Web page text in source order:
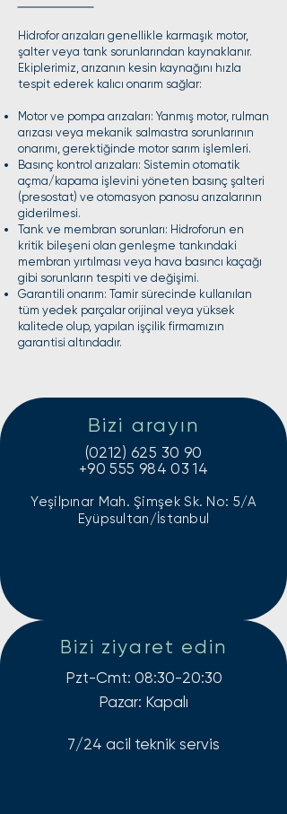
Hidrofor arızaları genellikle karmaşık motor,
şalter veya tank sorunlarından kaynaklanır.
Ekiplerimiz, arızanın kesin kaynağını hızla
tespit ederek kalıcı onarım sağlar:
Motor ve pompa arızaları: Yanmış motor, rulman
arızası veya mekanik salmastra sorunlarının
onarımı, gerektiğinde motor sarım işlemleri.
Basınç kontrol arızaları: Sistemin otomatik
açma/kapama işlevini yöneten basınç şalteri
(presostat) ve otomasyon panosu arızalarının
giderilmesi.
Tank ve membran sorunları: Hidroforun en
kritik bileşeni olan genleşme tankındaki
membran yırtılması veya hava basıncı kaçağı
gibi sorunların tespiti ve değişimi.
Garantili onarım: Tamir sürecinde kullanılan
tüm yedek parçalar orijinal veya yüksek
kalitede olup, yapılan işçilik firmamızın
garantisi altındadır.
Bizi arayın
(0212) 625 30 90
+90 555 984 03 14
Yeşilpınar Mah. Şimşek Sk. No: 5/A
Eyüpsultan/İstanbul
Bizi ziyaret edin
Pzt-Cmt: 08:30-20:30
Pazar: Kapalı
7/24 acil teknik servis